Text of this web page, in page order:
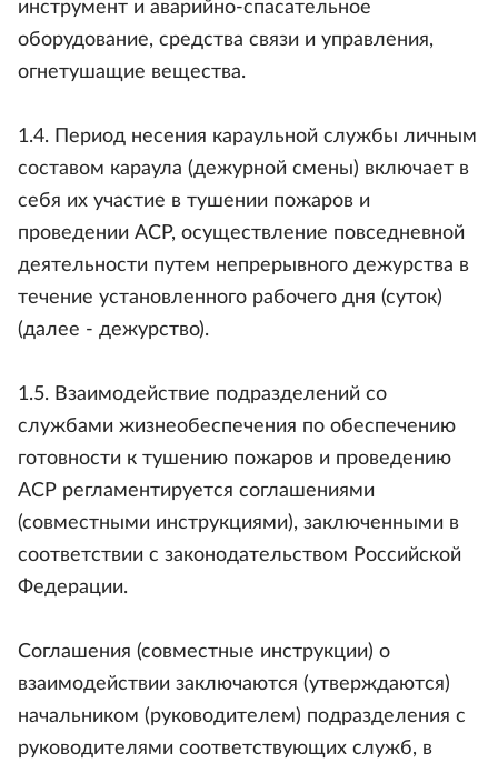
инструмент и аварийно-спасательное
оборудование, средства связи и управления,
огнетушащие вещества.
1.4. Период несения караульной службы личным
составом караула (дежурной смены) включает в
себя их участие в тушении пожаров и
проведении АСР, осуществление повседневной
деятельности путем непрерывного дежурства в
течение установленного рабочего дня (суток)
(далее - дежурство).
1.5. Взаимодействие подразделений со
службами жизнеобеспечения по обеспечению
готовности к тушению пожаров и проведению
АСР регламентируется соглашениями
(совместными инструкциями), заключенными в
соответствии с законодательством Российской
Федерации.
Соглашения (совместные инструкции) о
взаимодействии заключаются (утверждаются)
начальником (руководителем) подразделения с
руководителями соответствующих служб, в